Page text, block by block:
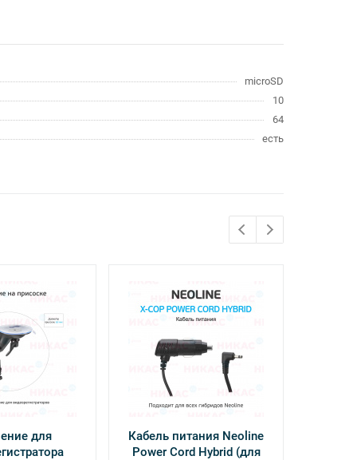
microSD
10
64
есть
для
Кабель питания Neoline
Power Cord Hybrid (для